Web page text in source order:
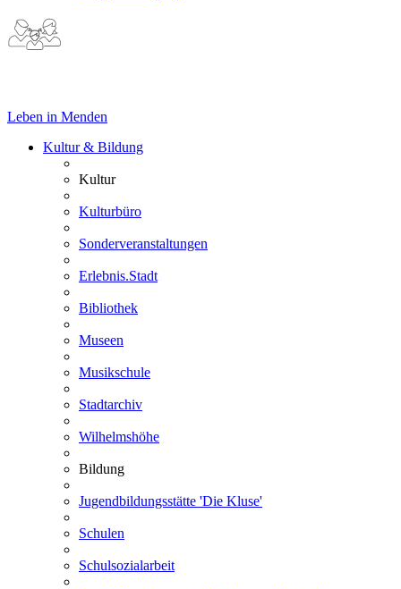
Leben in Menden
Kultur & Bildung
Kultur
Kulturbüro
Sonderveranstaltungen
Erlebnis.Stadt
Bibliothek
Museen
Musikschule
Stadtarchiv
Wilhelmshöhe
Bildung
Jugendbildungsstätte 'Die Kluse'
Schulen
Schulsozialarbeit